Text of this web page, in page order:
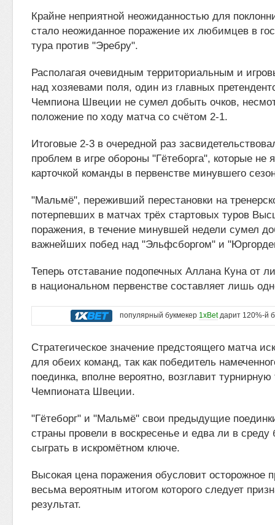
Крайне неприятной неожиданностью для
стало неожиданное поражение их любимцев в
тура против "Эребру".
Располагая очевидным территориальным и
над хозяевами поля, один из главных
Чемпиона Швеции не сумел добыть очков,
положение по ходу матча со счётом 2-1.
Итоговые 2-3 в очередной раз
проблем в игре обороны "Гётеборга", которые не
карточкой команды в первенстве минувшего
"Мальмё", переживший перестановки на
потерпевших в матчах трёх стартовых туров
поражения, в течение минувшей недели сумел
важнейших побед над "Эльфсборгом" и
Теперь отставание подопечных Аллана Куна от
в национальном первенстве составляет лишь
популярный букмекер 1xBetдарит 120%-й
Стратегическое значение предстоящего матча
для обеих команд, так как победитель
поединка, вполне вероятно, возглавит
Чемпионата Швеции.
"Гётеборг" и "Мальмё" свои предыдущие
страны провели в воскресенье и едва ли в среду
сыграть в искромётном ключе.
Высокая цена поражения обусловит осторожное
весьма вероятным итогом которого следует
результат.